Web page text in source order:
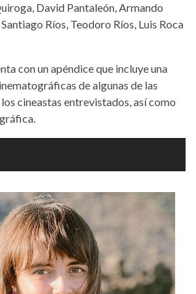
David Pantaleón, Armando
Ríos, Teodoro Ríos, Luis Roca
con un apéndice que incluye una
de algunas de las
cineastas entrevistados, así como